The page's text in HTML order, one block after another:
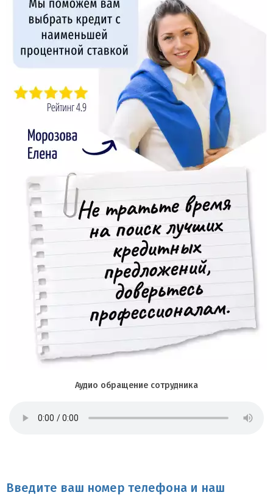
Аудио обращение сотрудника
Введите ваш номер телефона и наш